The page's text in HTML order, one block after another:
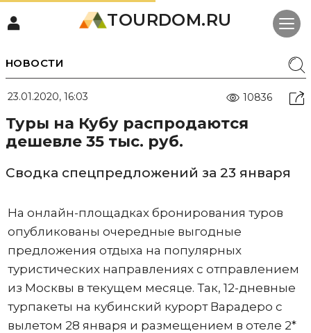
TOURDOM.RU
НОВОСТИ
23.01.2020, 16:03 10836
Туры на Кубу распродаются
дешевле 35 тыс. руб.
Сводка спецпредложений за 23 января
На онлайн-площадках бронирования туров
опубликованы очередные выгодные
предложения отдыха на популярных
туристических направлениях с отправлением
из Москвы в текущем месяце. Так, 12-дневные
турпакеты на кубинский курорт Варадеро с
вылетом 28 января и размещением в отеле 2*